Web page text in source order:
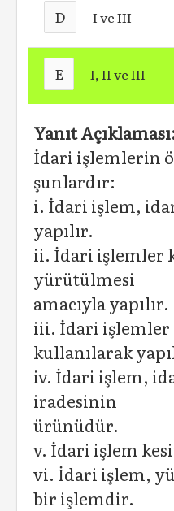
D I ve III
E I, II ve III
Yanıt
İdari işlemlerin
şunlardır:
i. İdari işlem,
yapılır.
ii. İdari işlemler
yürütülmesi
amacıyla yapılır.
iii. İdari işlemler
kullanılarak
iv. İdari işlem,
iradesinin
ürünüdür.
v. İdari işlem
vi. İdari işlem,
bir işlemdir.